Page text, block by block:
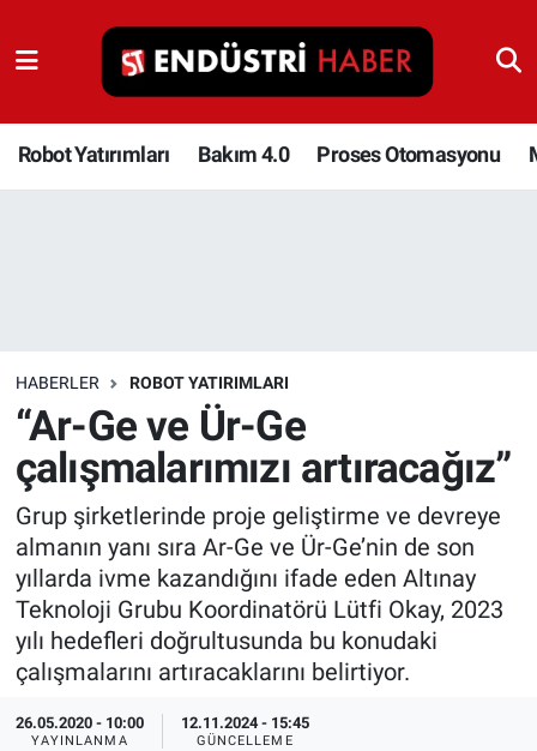
Robot Yatırımları Bakım 4.0 Proses Otomasyonu
HABERLER ROBOT YATIRIMLARI
“Ar-Ge ve Ür-Ge
çalışmalarımızı artıracağız”
Grup şirketlerinde proje geliştirme ve devreye
almanın yanı sıra Ar-Ge ve Ür-Ge’nin de son
yıllarda ivme kazandığını ifade eden Altınay
Teknoloji Grubu Koordinatörü Lütfi Okay, 2023
yılı hedefleri doğrultusunda bu konudaki
çalışmalarını artıracaklarını belirtiyor.
26.05.2020 - 10:00
YAYINLANMA
12.11.2024 - 15:45
GÜNCELLEME
Robot Yatırımları
Bakım 4.0
Depolama Çözümleri
İnşaat ve Malzeme
HaberOrtak
EndüstriST
Enerjisini Üreten Fabrikalar